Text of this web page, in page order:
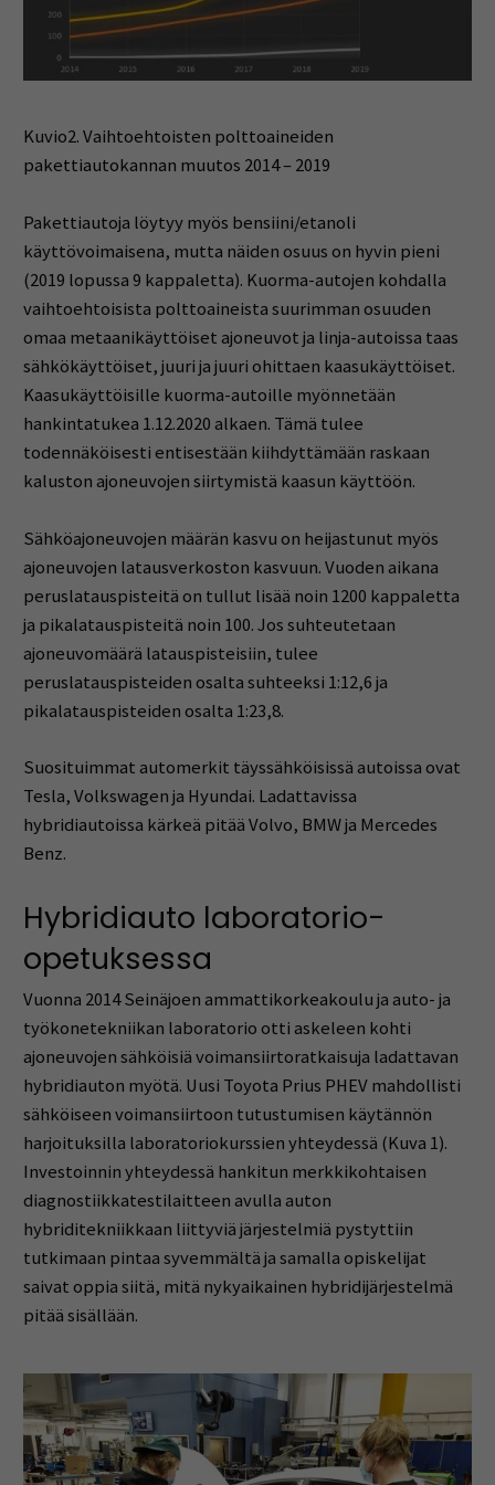
Kuvio2. Vaihtoehtoisten polttoaineiden
pakettiautokannan muutos 2014 – 2019
Pakettiautoja löytyy myös bensiini/etanoli
käyttövoimaisena, mutta näiden osuus on hyvin pieni
(2019 lopussa 9 kappaletta). Kuorma-autojen kohdalla
vaihtoehtoisista polttoaineista suurimman osuuden
omaa metaanikäyttöiset ajoneuvot ja linja-autoissa taas
sähkökäyttöiset, juuri ja juuri ohittaen kaasukäyttöiset.
Kaasukäyttöisille kuorma-autoille myönnetään
hankintatukea 1.12.2020 alkaen. Tämä tulee
todennäköisesti entisestään kiihdyttämään raskaan
kaluston ajoneuvojen siirtymistä kaasun käyttöön.
Sähköajoneuvojen määrän kasvu on heijastunut myös
ajoneuvojen latausverkoston kasvuun. Vuoden aikana
peruslatauspisteitä on tullut lisää noin 1200 kappaletta
ja pikalatauspisteitä noin 100. Jos suhteutetaan
ajoneuvomäärä latauspisteisiin, tulee
peruslatauspisteiden osalta suhteeksi 1:12,6 ja
pikalatauspisteiden osalta 1:23,8.
Suosituimmat automerkit täyssähköisissä autoissa ovat
Tesla, Volkswagen ja Hyundai. Ladattavissa
hybridiautoissa kärkeä pitää Volvo, BMW ja Mercedes
Benz.
Hybridiauto laboratorio-
opetuksessa
Vuonna 2014 Seinäjoen ammattikorkeakoulu ja auto- ja
työkonetekniikan laboratorio otti askeleen kohti
ajoneuvojen sähköisiä voimansiirtoratkaisuja ladattavan
hybridiauton myötä. Uusi Toyota Prius PHEV mahdollisti
sähköiseen voimansiirtoon tutustumisen käytännön
harjoituksilla laboratoriokurssien yhteydessä (Kuva 1).
Investoinnin yhteydessä hankitun merkkikohtaisen
diagnostiikkatestilaitteen avulla auton
hybriditekniikkaan liittyviä järjestelmiä pystyttiin
tutkimaan pintaa syvemmältä ja samalla opiskelijat
saivat oppia siitä, mitä nykyaikainen hybridijärjestelmä
pitää sisällään.